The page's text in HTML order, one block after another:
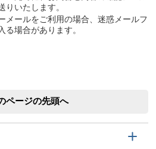
りいたします。
メールをご利用の場合、迷惑メールフ
る場合があります。
ページの先頭へ